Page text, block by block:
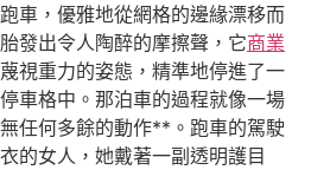
車，優雅地從網格的邊緣漂移而
胎發出令人陶醉的摩擦聲，它商業
視重力的姿態，精準地停進了一
車格中。那泊車的過程就像一場
任何多餘的動作**。跑車的駕駛
的女人，她戴著一副透明護目